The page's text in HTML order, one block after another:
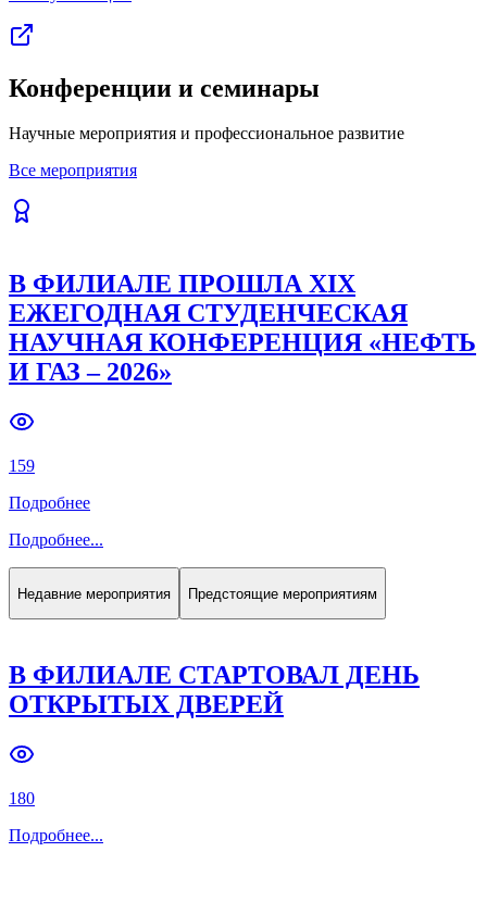
Конференции и семинары
Научные мероприятия и профессиональное развитие
Все мероприятия
В ФИЛИАЛЕ ПРОШЛА XIX
ЕЖЕГОДНАЯ СТУДЕНЧЕСКАЯ
НАУЧНАЯ КОНФЕРЕНЦИЯ «НЕФТЬ
И ГАЗ – 2026»
159
Подробнее
Подробнее...
Недавние мероприятия Предстоящие мероприятиям
В ФИЛИАЛЕ СТАРТОВАЛ ДЕНЬ
ОТКРЫТЫХ ДВЕРЕЙ
180
Подробнее...